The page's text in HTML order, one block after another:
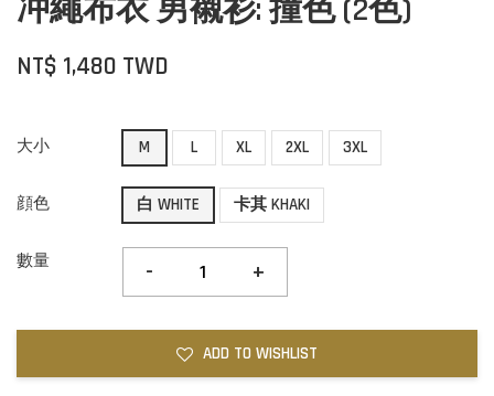
冲繩布衣 男襯衫: 撞色 (2色)
NT$ 1,480 TWD
大小 M L XL 2XL 3XL
顔色 白 WHITE 卡其 KHAKI
數量 - +
ADD TO WISHLIST